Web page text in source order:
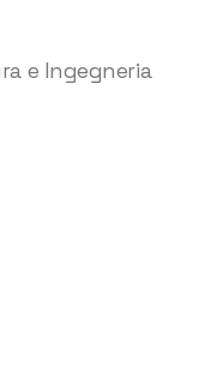
e Ingegneria